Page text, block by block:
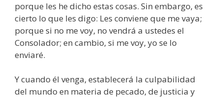
porque les he dicho estas cosas. Sin embargo, es
cierto lo que les digo: Les conviene que me vaya;
porque si no me voy, no vendrá a ustedes el
Consolador; en cambio, si me voy, yo se lo
enviaré.
Y cuando él venga, establecerá la culpabilidad
del mundo en materia de pecado, de justicia y